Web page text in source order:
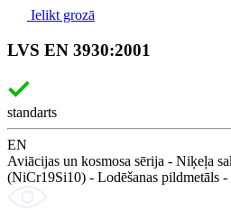
Ielikt grozā
LVS EN 3930:2001
standarts
EN
Aviācijas un kosmosa sērija - Niķeļa
(NiCr19Si10) - Lodēšanas pildmetāls -